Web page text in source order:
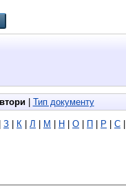
| Тип документу
З К Л М Н О П Р С